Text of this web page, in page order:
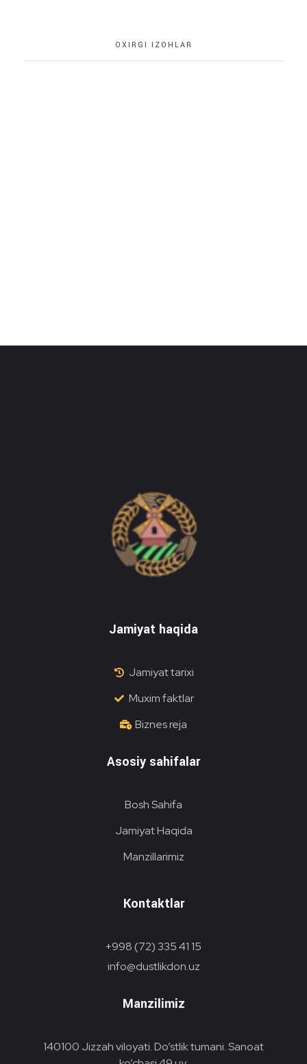
OXIRGI IZOHLAR
Jamiyat haqida
Jamiyat tarixi
Muxim faktlar
Biznes reja
Asosiy sahifalar
Bosh Sahifa
Jamiyat Haqida
Manzillarimiz
Kontaktlar
+998 (72) 335 41 15
info@dustlikdon.uz
Manzilimiz
140100 Jizzah viloyati. Do’stlik tumani. Sanoat